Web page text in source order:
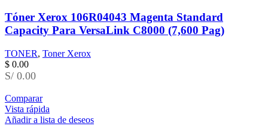
Tóner Xerox 106R04043 Magenta Standard
Capacity Para VersaLink C8000 (7,600 Pag)
TONER, Toner Xerox
$ 0.00
S/ 0.00
Comparar
Vista rápida
Añadir a lista de deseos